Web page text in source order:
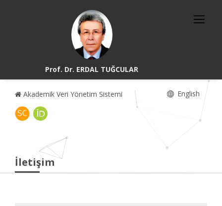
Prof. Dr. ERDAL TUĞCULAR
Akademik Veri Yönetim Sistemi English
İletişim